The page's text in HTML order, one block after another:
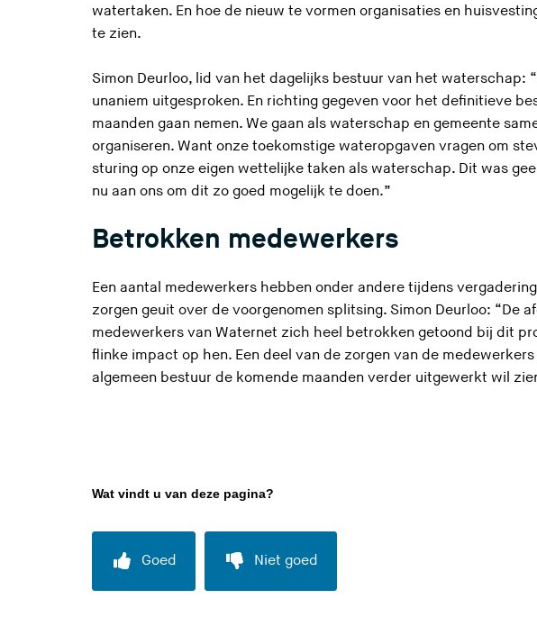
watertaken. En hoe de nieuw te vormen organisaties en
te zien.
Simon Deurloo, lid van het dagelijks bestuur van het waterschap:
unaniem uitgesproken. En richting gegeven voor het definitieve
maanden gaan nemen. We gaan als waterschap en gemeente
organiseren. Want onze toekomstige wateropgaven vragen om
sturing op onze eigen wettelijke taken als waterschap. Dit was
nu aan ons om dit zo goed mogelijk te doen.”
Betrokken medewerkers
Een aantal medewerkers hebben onder andere tijdens
zorgen geuit over de voorgenomen splitsing. Simon Deurloo: “De
medewerkers van Waternet zich heel betrokken getoond bij dit
flinke impact op hen. Een deel van de zorgen van de
algemeen bestuur de komende maanden verder uitgewerkt wil
Wat vindt u van deze pagina?
Goed Niet goed